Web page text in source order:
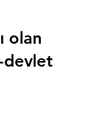
olan
devlet